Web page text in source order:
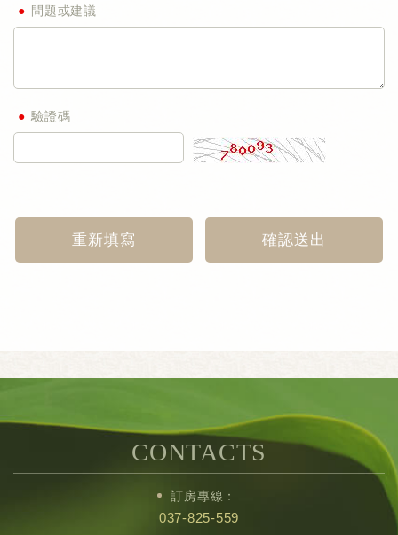
問題或建議
驗證碼
重新填寫 確認送出
CONTACTS
訂房專線：
037-825-559